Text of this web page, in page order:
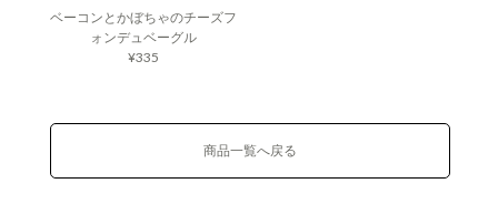
ベーコンとかぼちゃのチーズフ
ォンデュベーグル
¥335
商品一覧へ戻る